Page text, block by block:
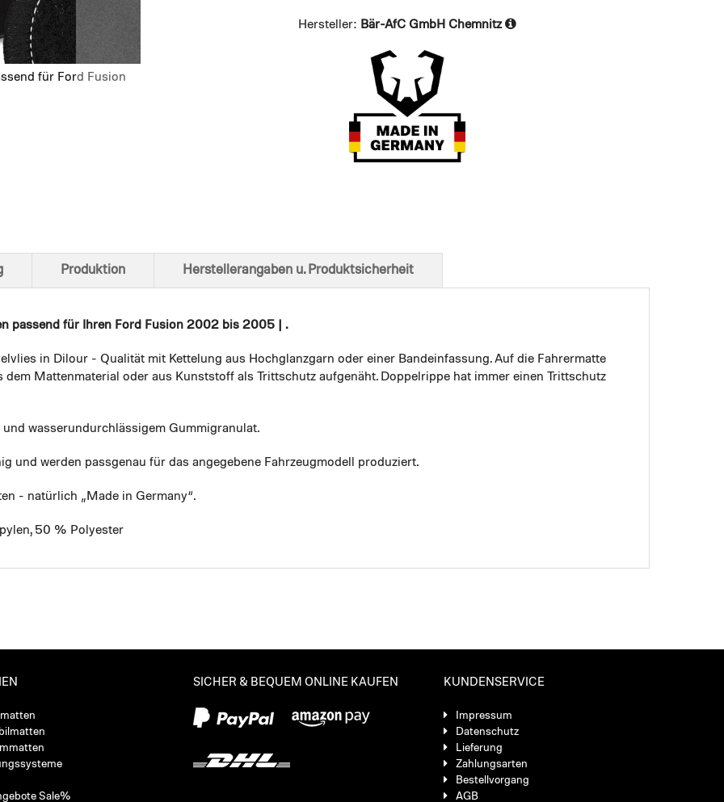
für Ford Fusion
Ansicht von unten
Hersteller: Bär-AfC GmbH Chemnitz
passend für Ihren Ford Fusion 2002 bis 2005 | .
in Dilour - Qualität mit Kettelung aus Hochglanzgarn oder einer Bandeinfassung. Auf die Fahrermatte
Mattenmaterial oder aus Kunststoff als Trittschutz aufgenäht. Doppelrippe hat immer einen Trittschutz
wasserundurchlässigem Gummigranulat.
und werden passgenau für das angegebene Fahrzeugmodell produziert.
- natürlich „Made in Germany“.
50 % Polyester
Produktion Herstellerangaben u. Produktsicherheit
Sale%
SICHER & BEQUEM ONLINE KAUFEN KUNDENSERVICE
Impressum
Datenschutz
Lieferung
Zahlungsarten
Bestellvorgang
AGB